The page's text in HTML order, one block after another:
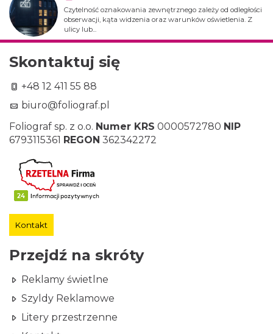
Czytelność oznakowania zewnętrznego zależy od odległości
obserwacji, kąta widzenia oraz warunków oświetlenia. Z
ulicy lub...
Skontaktuj się
+48 12 411 55 88
biuro@foliograf.pl
Foliograf sp. z o.o. Numer KRS 0000572780 NIP
6793115361 REGON 362342272
Kontakt
Przejdź na skróty
Reklamy świetlne
Szyldy Reklamowe
Litery przestrzenne